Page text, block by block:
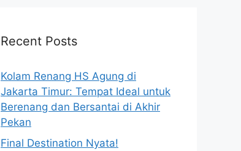
Recent Posts
Kolam Renang HS Agung di
Jakarta Timur: Tempat Ideal untuk
Berenang dan Bersantai di Akhir
Pekan
Final Destination Nyata!